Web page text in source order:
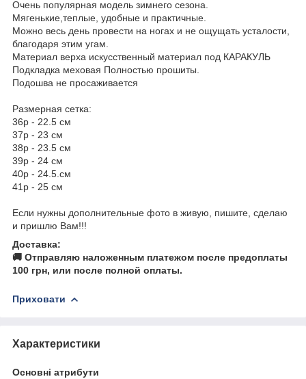
Очень популярная модель зимнего сезона.
Мягенькие,теплые, удобные и практичные.
Можно весь день провести на ногах и не ощущать усталости,
благодаря этим угам.
Материал верха искусственный материал под КАРАКУЛЬ
Подкладка меховая Полностью прошиты.
Подошва не просаживается
Размерная сетка:
36р - 22.5 см
37р - 23 см
38р - 23.5 см
39р - 24 см
40р - 24.5.см
41р - 25 см
Еcли нужны дополнительные фото в живую, пишите, сделаю
и пришлю Вам!!!
Доставка:
🚚 Отправляю наложенным платежом после предоплаты
100 грн, или после полной оплаты.
Приховати
Характеристики
Основні атрибути